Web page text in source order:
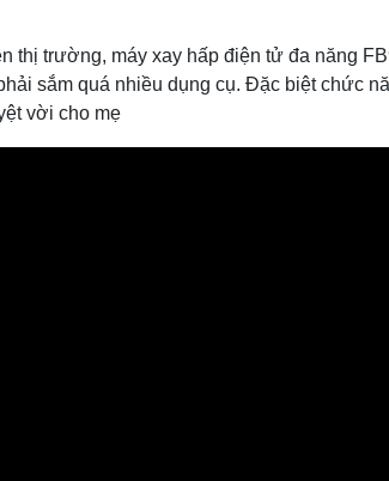
thị trường, máy xay hấp điện tử đa năng
sắm quá nhiều dụng cụ. Đặc biệt chức
vời cho mẹ